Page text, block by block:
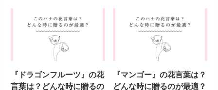
『ドラゴンフルーツ』の花
言葉は？どんな時に贈るの
『マンゴー』の花言葉は？
どんな時に贈るのが最適？